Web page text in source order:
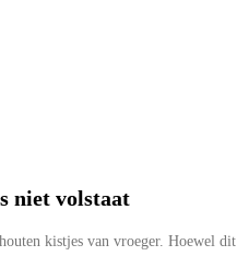
niet volstaat
kistjes van vroeger. Hoewel